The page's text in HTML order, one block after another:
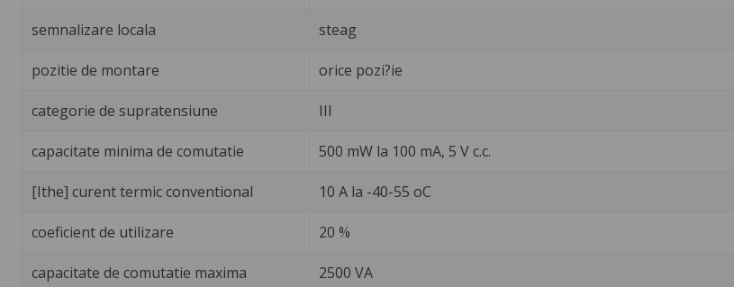
semnalizare locala steag
pozitie de montare orice pozi?ie
categorie de supratensiune III
capacitate minima de comutatie 500 mW la 100 mA, 5 V c.c.
[Ithe] curent termic conventional 10 A la -40-55 oC
coeficient de utilizare 20 %
capacitate de comutatie maxima 2500 VA